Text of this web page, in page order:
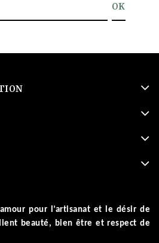
pour l’artisanat et le désir de
beauté, bien être et respect de